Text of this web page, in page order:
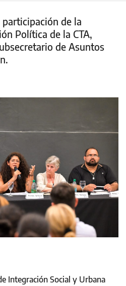
de la
Política de la CTA,
de Asuntos
Integración Social y Urbana